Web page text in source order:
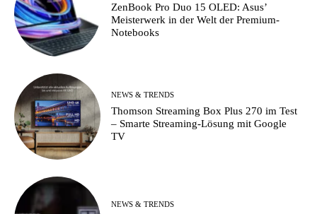
ZenBook Pro Duo 15 OLED: Asus’
Meisterwerk in der Welt der Premium-
Notebooks
NEWS & TRENDS
Thomson Streaming Box Plus 270 im Test
– Smarte Streaming-Lösung mit Google
TV
NEWS & TRENDS